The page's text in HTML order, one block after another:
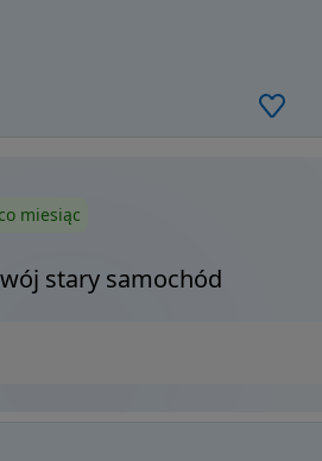
miesiąc
stary samochód